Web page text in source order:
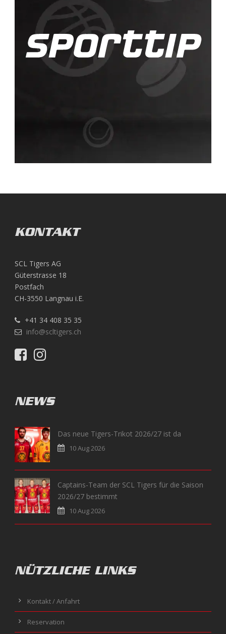
KONTAKT
SCL Tigers AG
Güterstrasse 18
Postfach
CH-3550 Langnau i.E.
+41 34 408 35 35
info@scltigers.ch
NEWS
Das neue Tigers-Trikot 2026/27 ist da
10 Aug 2026
Captains-Team der SCL Tigers für die Saison
2026/27 bestimmt
10 Aug 2026
NÜTZLICHE LINKS
Kontakt / Anfahrt
Reservation